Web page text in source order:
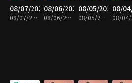
08/07/2026
08/07/2026 • 30분
08/06/2026
08/06/2026 • 30분
08/05/2026
08/05/2026 • 29분
08/